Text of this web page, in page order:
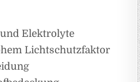
Elektrolyte
Lichtschutzfaktor